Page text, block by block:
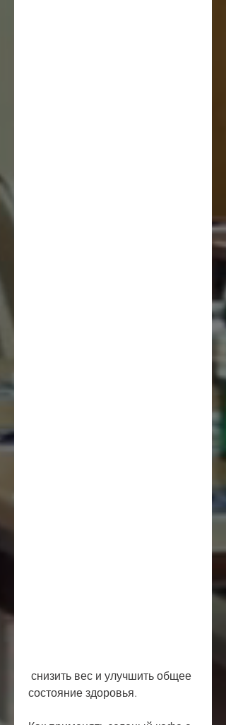
состояние здоровья.